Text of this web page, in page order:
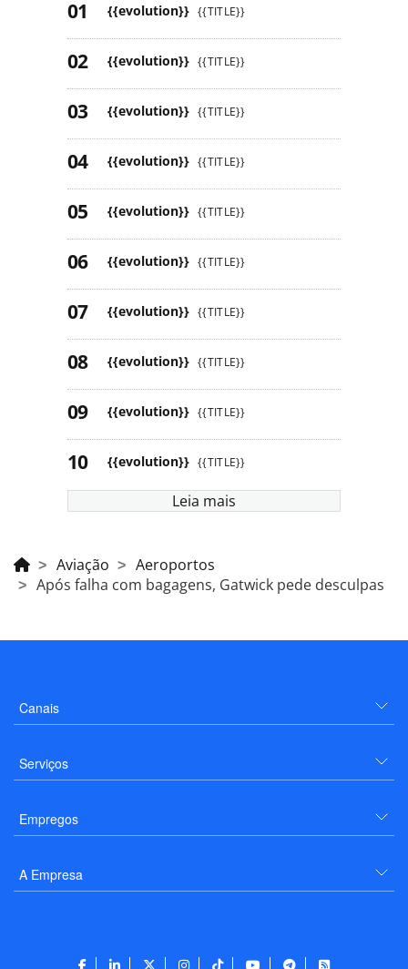
{{evolution}} {{TITLE}}
{{evolution}} {{TITLE}}
{{evolution}} {{TITLE}}
{{evolution}} {{TITLE}}
{{evolution}} {{TITLE}}
{{evolution}} {{TITLE}}
{{evolution}} {{TITLE}}
{{evolution}} {{TITLE}}
{{evolution}} {{TITLE}}
{{evolution}} {{TITLE}}
Leia mais
Aviação
Aeroportos
Após falha com bagagens, Gatwick pede desculpas
Canais
Serviços
Empregos
A Empresa